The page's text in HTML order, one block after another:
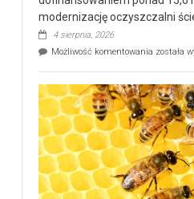
modernizację oczyszczalni
4 sierpnia, 2026
Możliwość komentowania
Wręczyca
Wielka
z
ponad
15,6
mln
na
została